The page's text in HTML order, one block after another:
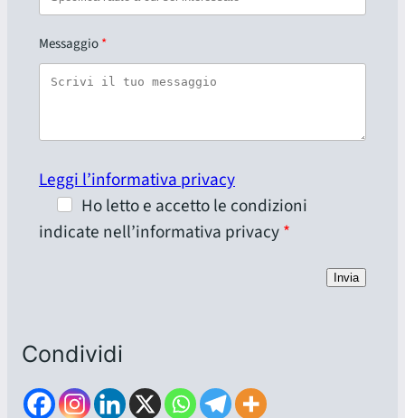
Messaggio
Leggi l’informativa privacy
Ho letto e accetto le condizioni
indicate nell’informativa privacy
Invia
Condividi